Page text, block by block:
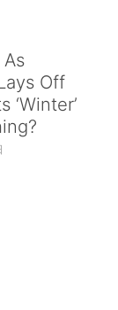
Off
‘Winter’